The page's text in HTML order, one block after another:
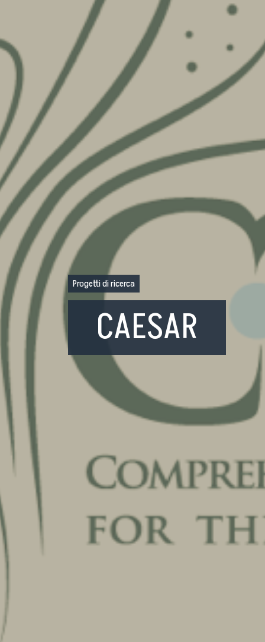
Progetti di ricerca
CAESAR
Come raggiungerci
Lavora con noi
Amministrazione Trasparente
Organigramma
Elenchi del personale
Ordini e Determine
Progetti di investimento pubblico
Automatizzazione delle procedure
Consulenti e collaboratori
lingua del sito:
Pubblico Scuole e Università
Eventi e Manifestazioni
Attività per le scuole
FSL - Formazione Scuola Lavoro
Per il personale